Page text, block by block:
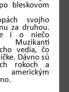
bleskovom
svojho
za druhou.
i o niečo
Muzikanti
vedia, čo
Dávno sú
rokoch a